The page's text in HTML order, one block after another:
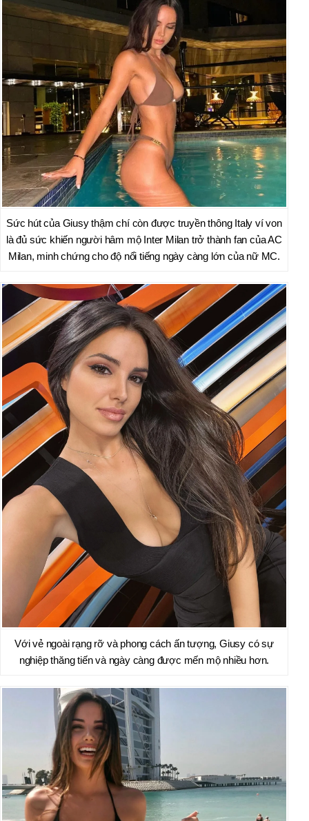
Sức hút của Giusy thậm chí còn được truyền thông Italy ví von
là đủ sức khiến người hâm mộ Inter Milan trở thành fan của AC
Milan, minh chứng cho độ nổi tiếng ngày càng lớn của nữ MC.
Với vẻ ngoài rạng rỡ và phong cách ấn tượng, Giusy có sự
nghiệp thăng tiến và ngày càng được mến mộ nhiều hơn.